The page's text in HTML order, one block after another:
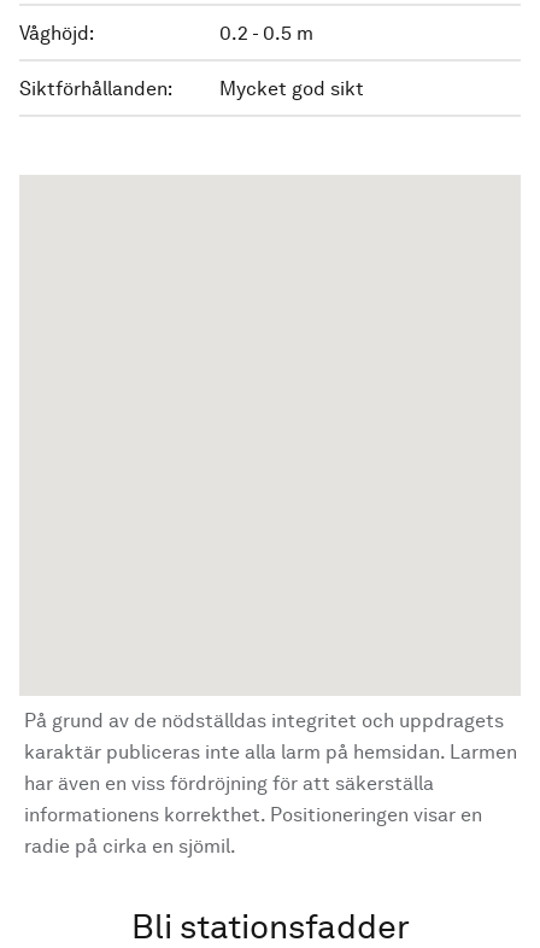
Våghöjd: 0.2 - 0.5 m
Siktförhållanden: Mycket god sikt
På grund av de nödställdas integritet och uppdragets
karaktär publiceras inte alla larm på hemsidan. Larmen
har även en viss fördröjning för att säkerställa
informationens korrekthet. Positioneringen visar en
radie på cirka en sjömil.
Bli stationsfadder